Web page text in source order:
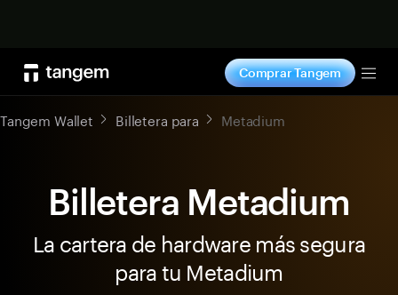
Comprar Tangem
Tangem Wallet Billetera para Metadium
Billetera Metadium
La cartera de hardware más segura
para tu Metadium